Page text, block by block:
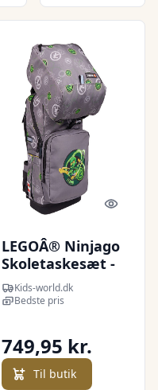
Quick
LEGOÂ® Ninjago
Skoletaskesæt -
Element Master
Of Energy - Grå
Kids-world.dk
Bedste pris
749,95 kr.
Til butik